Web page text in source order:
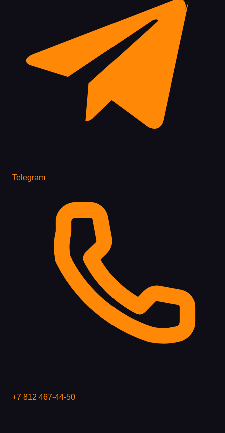
Telegram
+7 812 467-44-50